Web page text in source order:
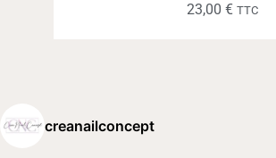
23,00 € TTC
creanailconcept